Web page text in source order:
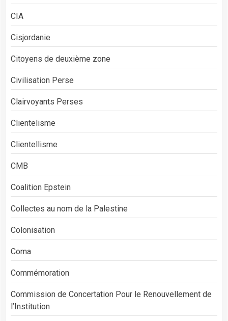
CIA
Cisjordanie
Citoyens de deuxième zone
Civilisation Perse
Clairvoyants Perses
Clientelisme
Clientellisme
CMB
Coalition Epstein
Collectes au nom de la Palestine
Colonisation
Coma
Commémoration
Commission de Concertation Pour le Renouvellement de
l’Institution